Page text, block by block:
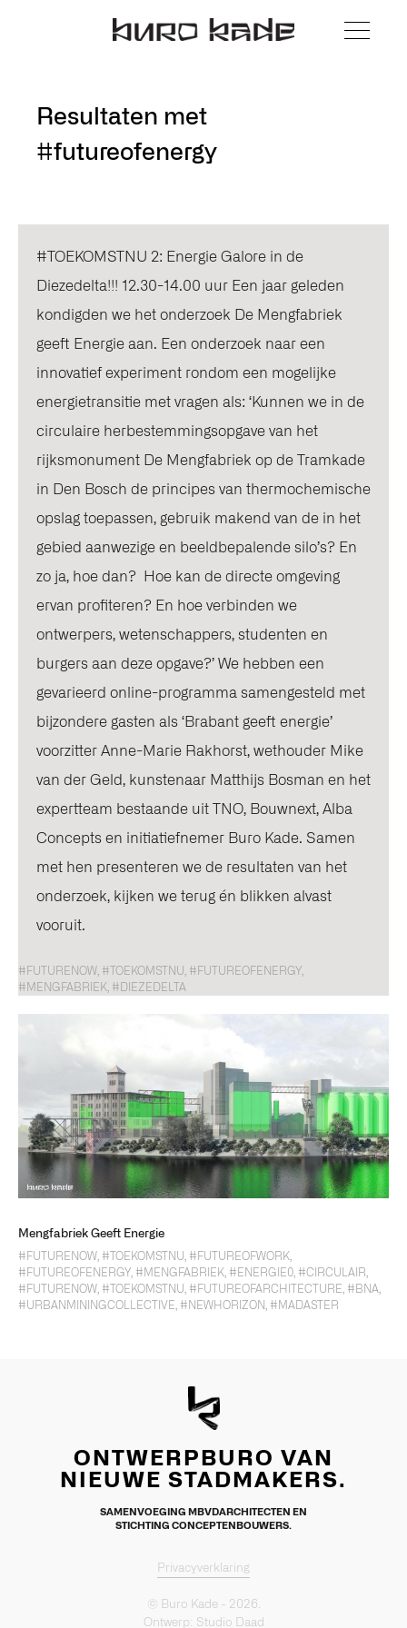
Resultaten met
#futureofenergy
#TOEKOMSTNU 2: Energie Galore in de
Diezedelta!!! 12.30-14.00 uur Een jaar geleden
kondigden we het onderzoek De Mengfabriek
geeft Energie aan. Een onderzoek naar een
innovatief experiment rondom een mogelijke
energietransitie met vragen als: ‘Kunnen we in de
circulaire herbestemmingsopgave van het
rijksmonument De Mengfabriek op de Tramkade
in Den Bosch de principes van thermochemische
opslag toepassen, gebruik makend van de in het
gebied aanwezige en beeldbepalende silo’s? En
zo ja, hoe dan? Hoe kan de directe omgeving
ervan profiteren? En hoe verbinden we
ontwerpers, wetenschappers, studenten en
burgers aan deze opgave?’ We hebben een
gevarieerd online-programma samengesteld met
bijzondere gasten als ‘Brabant geeft energie’
voorzitter Anne-Marie Rakhorst, wethouder Mike
van der Geld, kunstenaar Matthijs Bosman en het
expertteam bestaande uit TNO, Bouwnext, Alba
Concepts en initiatiefnemer Buro Kade. Samen
met hen presenteren we de resultaten van het
onderzoek, kijken we terug én blikken alvast
vooruit.
#FUTURENOW, #TOEKOMSTNU, #FUTUREOFENERGY,
#MENGFABRIEK, #DIEZEDELTA
Mengfabriek Geeft Energie
#FUTURENOW #TOEKOMSTNU #FUTUREOFWORK
#FUTUREOFENERGY #MENGFABRIEK #ENERGIE0 #CIRCULAIR
#FUTURENOW #TOEKOMSTNU #FUTUREOFARCHITECTURE #BNA
#URBANMININGCOLLECTIVE #NEWHORIZON #MADASTER
ONTWERPBURO VAN
NIEUWE STADMAKERS.
SAMENVOEGING MBVDARCHITECTEN EN
STICHTING CONCEPTENBOUWERS.
Privacyverklaring
© Buro Kade - 2026.
Ontwerp: Studio Daad